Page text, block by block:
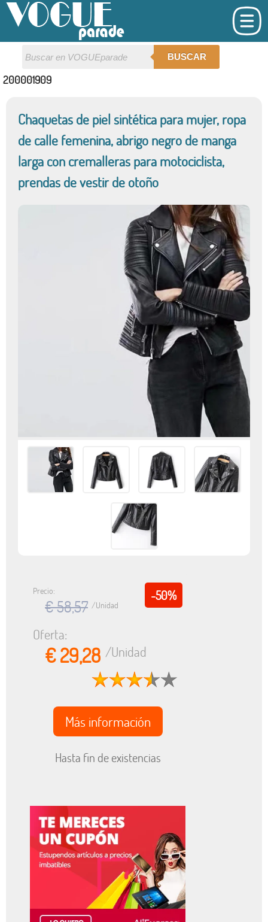
BUSCAR
200001909
Chaquetas de piel sintética para mujer, ropa
de calle femenina, abrigo negro de manga
larga con cremalleras para motociclista,
prendas de vestir de otoño
-50%
Precio:
€ 58,57 /Unidad
Oferta:
€ 29,28 /Unidad
Más información
Hasta fin de existencias